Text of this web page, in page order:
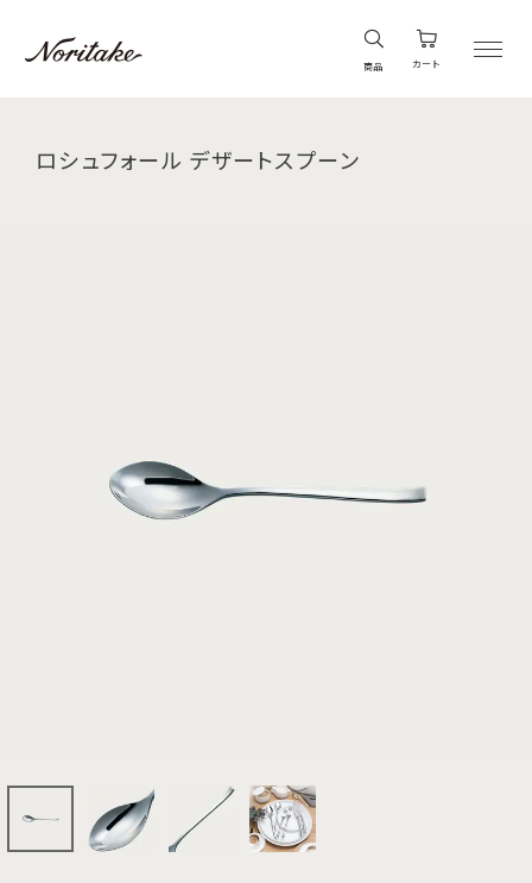
商品 カート
ロシュフォール デザートスプーン